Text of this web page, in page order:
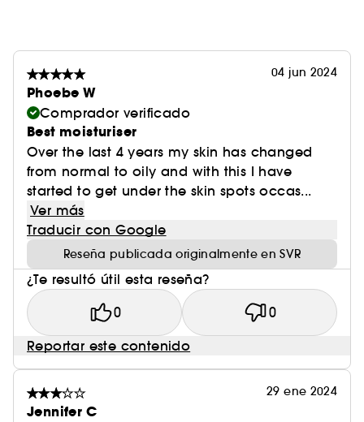
04 jun 2024
Phoebe W
Comprador verificado
Best moisturiser
Over the last 4 years my skin has changed
from normal to oily and with this I have
started to get under the skin spots occas...
Ver más
Traducir con Google
Reseña publicada originalmente en SVR
¿Te resultó útil esta reseña?
0 0
Reportar este contenido
29 ene 2024
Jennifer C